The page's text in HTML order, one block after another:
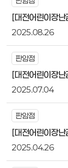
[대전어린이장
2025.08.26
판암점
[대전어린이장
2025.07.04
판암점
[대전어린이장
2025.04.26